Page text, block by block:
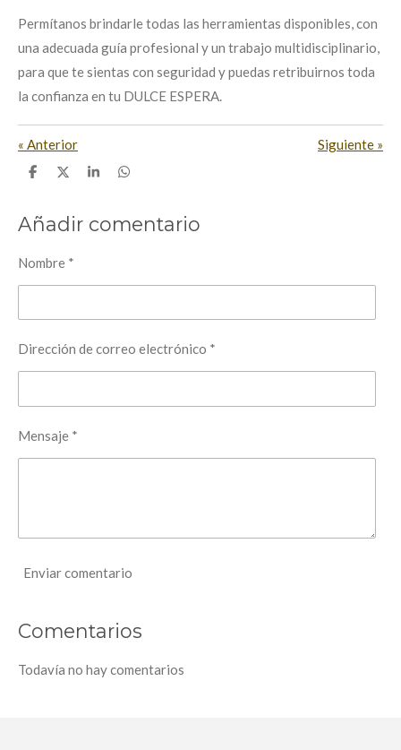
Permítanos brindarle todas las herramientas disponibles, con
una adecuada guía profesional y un trabajo multidisciplinario,
para que te sientas con seguridad y puedas retribuirnos toda
la confianza en tu DULCE ESPERA.
« Anterior Siguiente »
C
p
a
t
i
r
C
p
a
t
i
r
C
p
a
r
C
p
a
r
Añadir comentario
Nombre *
Dirección de correo electrónico *
Mensaje *
Enviar comentario
Comentarios
Todavía no hay comentarios